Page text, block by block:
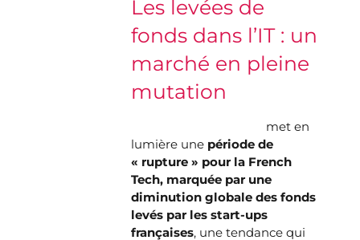
Les levées de
fonds dans l’IT : un
marché en pleine
mutation
met en
lumière une période de
« rupture » pour la French
Tech, marquée par une
diminution globale des fonds
levés par les start-ups
françaises, une tendance qui